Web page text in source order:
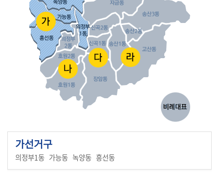
연
구
단
체
가선거구
의정부1동 가능동 녹양동 흥선동